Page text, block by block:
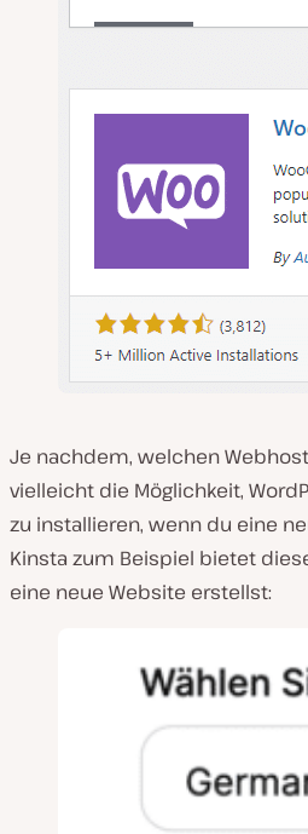
Je nachdem, welchen
vielleicht die Möglichkeit,
zu installieren, wenn du eine
Kinsta zum Beispiel bietet
eine neue Website erstellst: